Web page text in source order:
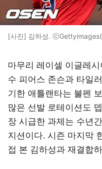
[사진] 김하성.
마무리 레이셀 이글레
수 피어스 존슨과 타일
기한 애틀랜타는 불펜
많은 선발 로테이션도
장 시급한 과제는 수년
지션이다. 시즌 마지막
접 본 김하성과 재결합